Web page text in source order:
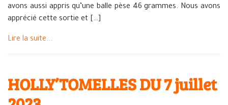
avons aussi appris qu’une balle pèse 46 grammes. Nous avons
apprécié cette sortie et […]
Lire la suite...
HOLLY’TOMELLES DU 7 juillet